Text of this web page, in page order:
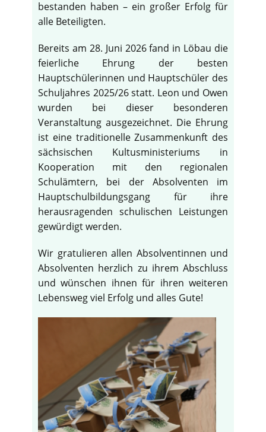
bestanden haben – ein großer Erfolg für
alle Beteiligten.
Bereits am 28. Juni 2026 fand in Löbau die
feierliche Ehrung der besten
Hauptschülerinnen und Hauptschüler des
Schuljahres 2025/26 statt. Leon und Owen
wurden bei dieser besonderen
Veranstaltung ausgezeichnet. Die Ehrung
ist eine traditionelle Zusammenkunft des
sächsischen Kultusministeriums in
Kooperation mit den regionalen
Schulämtern, bei der Absolventen im
Hauptschulbildungsgang für ihre
herausragenden schulischen Leistungen
gewürdigt werden.
Wir gratulieren allen Absolventinnen und
Absolventen herzlich zu ihrem Abschluss
und wünschen ihnen für ihren weiteren
Lebensweg viel Erfolg und alles Gute!